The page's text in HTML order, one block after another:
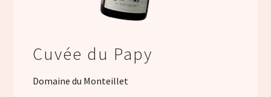
Cuvée du Papy
Domaine du Monteillet